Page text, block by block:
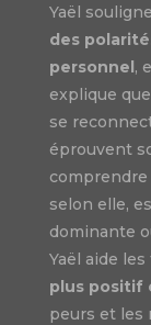
Yaël
des
personnel,
explique
se
éprouvent
comprendre
selon elle,
dominante
Yaël aide
plus positif
peurs et les